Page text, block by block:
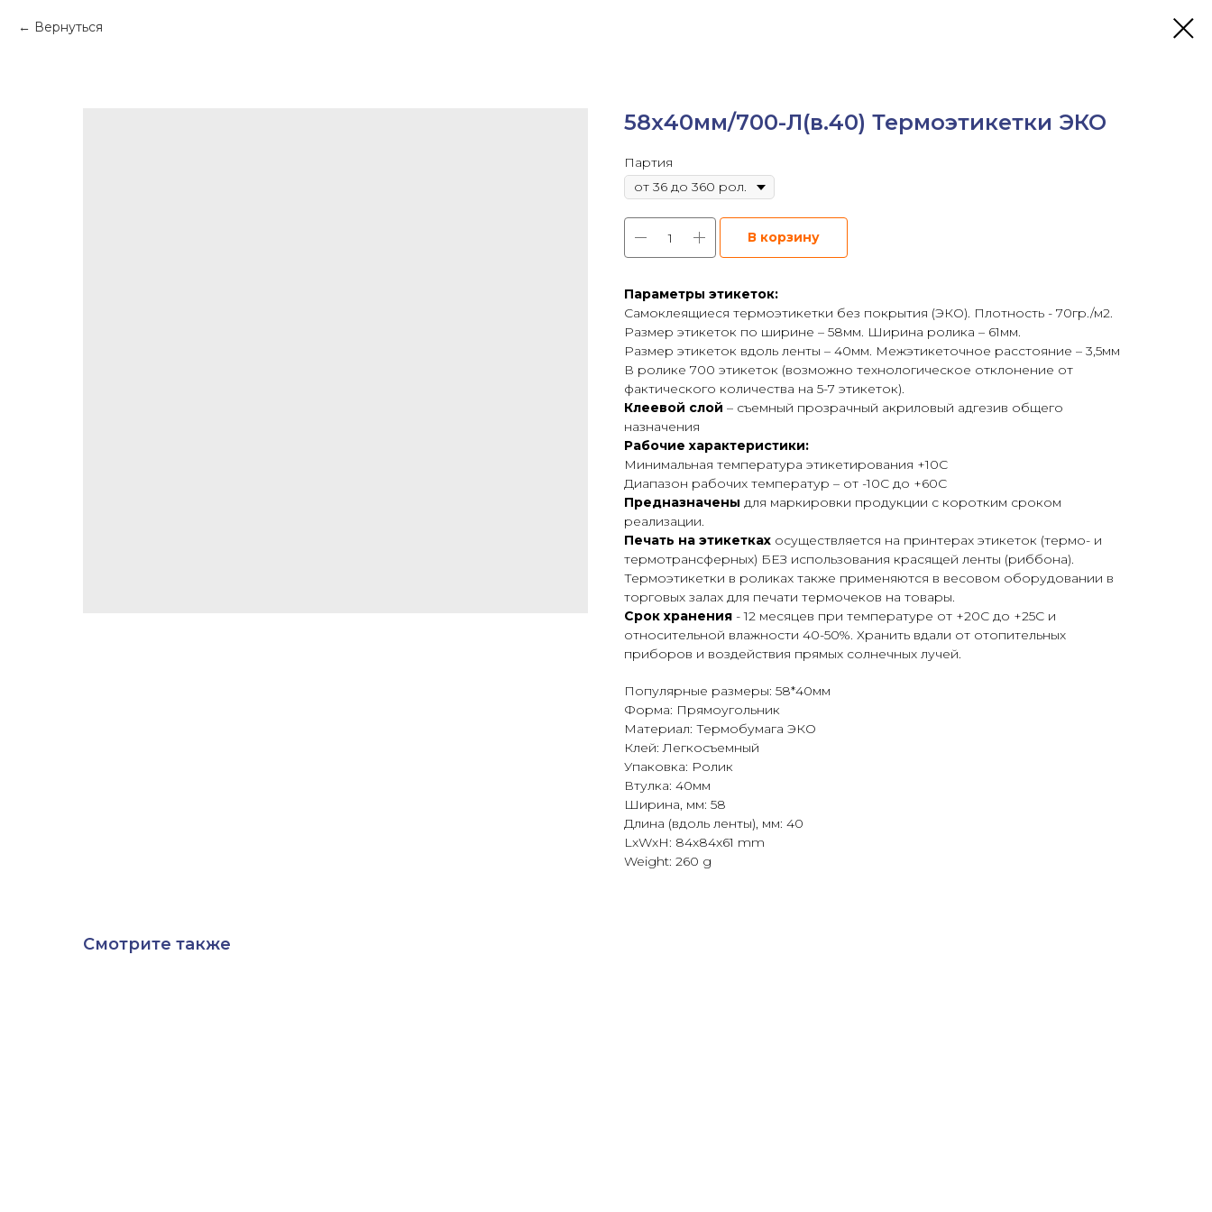
Вернуться
58х40мм/700-Л(в.40) Термоэтикетки ЭКО
Партия
В корзину
Параметры этикеток:
Самоклеящиеся термоэтикетки без покрытия (ЭКО). Плотность - 70гр./м2.
Размер этикеток по ширине – 58мм. Ширина ролика – 61мм.
Размер этикеток вдоль ленты – 40мм. Межэтикеточное расстояние – 3,5мм
В ролике 700 этикеток (возможно технологическое отклонение от
фактического количества на 5-7 этикеток).
Клеевой слой – съемный прозрачный акриловый адгезив общего
назначения
Рабочие характеристики:
Минимальная температура этикетирования +10С
Диапазон рабочих температур – от -10С до +60С
Предназначены для маркировки продукции с коротким сроком
реализации.
Печать на этикетках осуществляется на принтерах этикеток (термо- и
термотрансферных) БЕЗ использования красящей ленты (риббона).
Термоэтикетки в роликах также применяются в весовом оборудовании в
торговых залах для печати термочеков на товары.
Срок хранения - 12 месяцев при температуре от +20С до +25С и
относительной влажности 40-50%. Хранить вдали от отопительных
приборов и воздействия прямых солнечных лучей.
Популярные размеры: 58*40мм
Форма: Прямоугольник
Материал: Термобумага ЭКО
Клей: Легкосъемный
Упаковка: Ролик
Втулка: 40мм
Ширина, мм: 58
Длина (вдоль ленты), мм: 40
LxWxH: 84x84x61 mm
Weight: 260 g
Смотрите также